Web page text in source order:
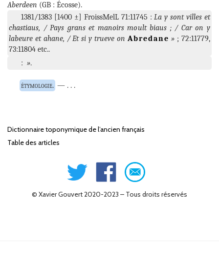
Aberdeen
GB
Écosse
FroissMelL 71:11745
La y sont villes et
chastiaus, / Pays grans et manoirs moult biaus ; / Car on y
labeure et ahane, / Et si y trueve on Abredane
72:11779,
73:11804 etc.
Dictionnaire toponymique de l’ancien français
Table des articles
© Xavier Gouvert 2020-2023 – Tous droits réservés